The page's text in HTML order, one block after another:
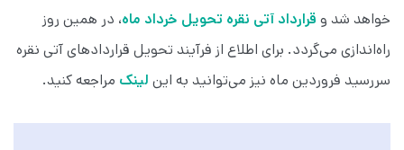
خواهد شد و قرارداد آتی نقره تحویل خرداد ماه، در همین روز
راه‌اندازی می‌گردد. برای اطلاع از فرآیند تحویل قراردادهای آتی نقره
سررسید فروردین ماه نیز می‌توانید به این لینک مراجعه کنید.